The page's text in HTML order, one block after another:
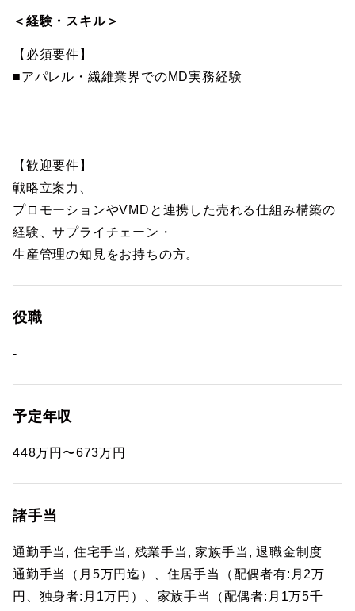
＜経験・スキル＞
【必須要件】
■アパレル・繊維業界でのMD実務経験
【歓迎要件】
戦略立案力、
プロモーションやVMDと連携した売れる仕組み構築の
経験、サプライチェーン・
生産管理の知見をお持ちの方。
役職
-
予定年収
448万円〜673万円
諸手当
通勤手当, 住宅手当, 残業手当, 家族手当, 退職金制度
通勤手当（月5万円迄）、住居手当（配偶者有:月2万
円、独身者:月1万円）、家族手当（配偶者:月1万5千